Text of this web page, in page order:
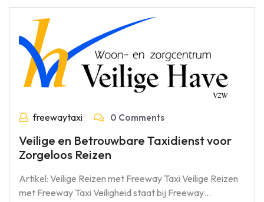
freewaytaxi 0 Comments
Veilige en Betrouwbare Taxidienst voor
Zorgeloos Reizen
Artikel: Veilige Reizen met Freeway Taxi Veilige Reizen
met Freeway Taxi Veiligheid staat bij Freeway…